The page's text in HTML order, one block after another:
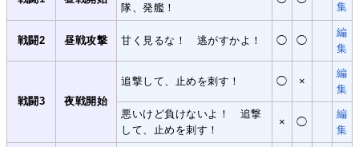
隊、発艦！
集
戦闘2 昼戦攻撃 甘く見るな！ 逃がすかよ！ ◯ ◯
編
集
戦闘3 夜戦開始
追撃して、止めを刺す！ ◯ ×
編
集
悪いけど負けないよ！ 追撃
して、止めを刺す！
× ◯
編
集